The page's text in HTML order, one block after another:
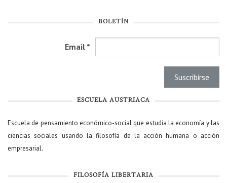
BOLETÍN
Email *
ESCUELA AUSTRIACA
Escuela de pensamiento económico-social que estudia la economía y las
ciencias sociales usando la filosofía de la acción humana o acción
empresarial.
FILOSOFÍA LIBERTARIA